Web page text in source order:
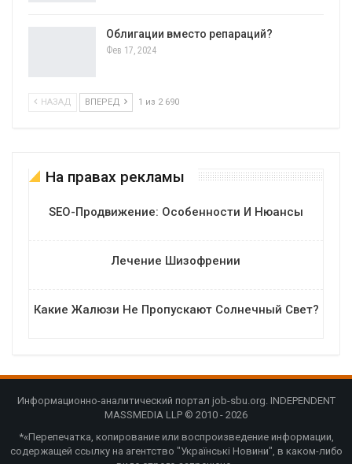
Облигации вместо репараций?
Фев 17, 2024
НАЗАД ВПЕРЕД 1 из 2 690
На правах рекламы
SEO-Продвижение: Особенности И Нюансы
Лечение Шизофрении
Какие Жалюзи Не Пропускают Солнечный Свет?
Информационно-аналитический портал job-sbu.org. INDEPENDENT
MASSMEDIA LLP © 2010 - 2026
*«Перепечатка, копирование или воспроизведение информации,
содержащей ссылку на агентство "Українські Новини", в каком-либо